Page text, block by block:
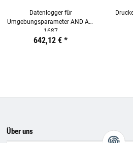
Datenlogger für
Umgebungsparameter AND AD-
1687
19,44 €inkl. 19% USt.
642,12 € *
Über uns